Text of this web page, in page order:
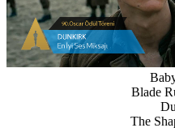
Blade
The